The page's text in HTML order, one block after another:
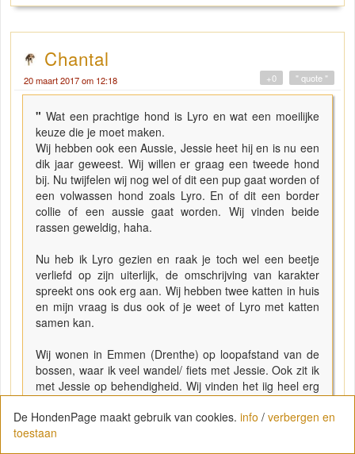
Chantal
20 maart 2017 om 12:18 " quote "
+0
" Wat een prachtige hond is Lyro en wat een moeilijke
keuze die je moet maken.
Wij hebben ook een Aussie, Jessie heet hij en is nu een
dik jaar geweest. Wij willen er graag een tweede hond
bij. Nu twijfelen wij nog wel of dit een pup gaat worden of
een volwassen hond zoals Lyro. En of dit een border
collie of een aussie gaat worden. Wij vinden beide
rassen geweldig, haha.
Nu heb ik Lyro gezien en raak je toch wel een beetje
verliefd op zijn uiterlijk, de omschrijving van karakter
spreekt ons ook erg aan. Wij hebben twee katten in huis
en mijn vraag is dus ook of je weet of Lyro met katten
samen kan.
Wij wonen in Emmen (Drenthe) op loopafstand van de
bossen, waar ik veel wandel/ fiets met Jessie. Ook zit ik
met Jessie op behendigheid. Wij vinden het iig heel erg
hondensport met hem beoefenen. In de zomer wil ik ook
dogfrisbee gaan oppakken.
De HondenPage maakt gebruik van cookies. info / verbergen en
toestaan